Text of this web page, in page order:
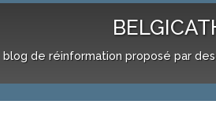
blog de réinformation proposé par